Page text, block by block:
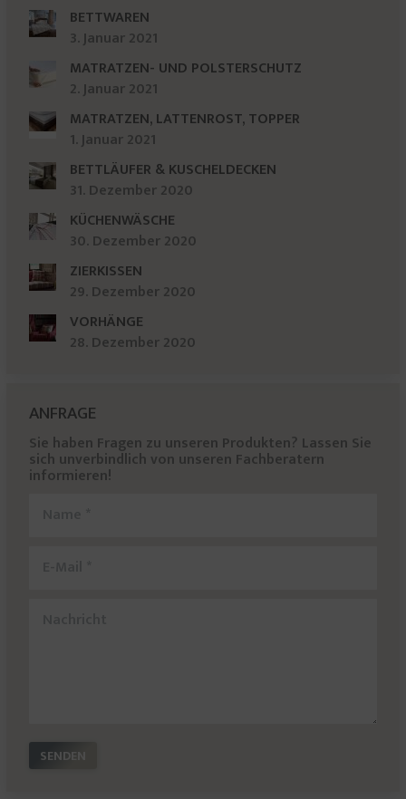
BETTWAREN
3. Januar 2021
MATRATZEN- UND POLSTERSCHUTZ
2. Januar 2021
MATRATZEN, LATTENROST, TOPPER
1. Januar 2021
BETTLÄUFER & KUSCHELDECKEN
31. Dezember 2020
KÜCHENWÄSCHE
30. Dezember 2020
ZIERKISSEN
29. Dezember 2020
VORHÄNGE
28. Dezember 2020
ANFRAGE
Sie haben Fragen zu unseren Produkten? Lassen Sie
sich unverbindlich von unseren Fachberatern
informieren!
SENDEN